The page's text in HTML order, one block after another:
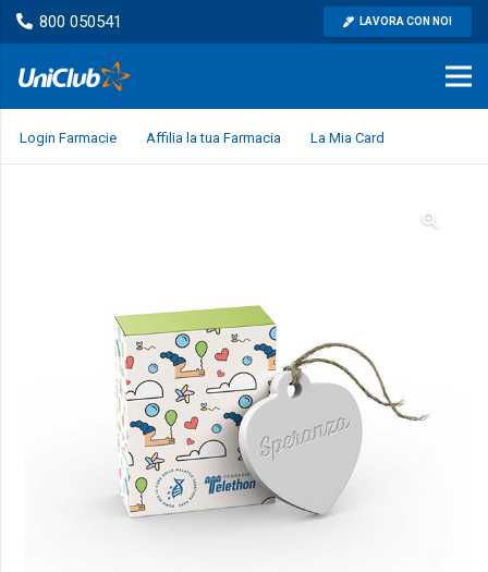
800 050541 LAVORA CON NOI
Login Farmacie Affilia la tua Farmacia La Mia Card